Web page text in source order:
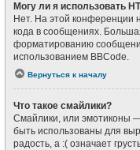
Могу ли я использовать
Нет. На этой конференции
кода в сообщениях.
форматированию
использованием BBCode.
Вернуться к началу
Что такое смайлики?
Смайлики, или эмотиконы
быть использованы для
радость, а :( означает